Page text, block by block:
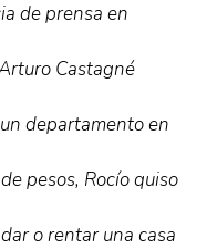
de prensa en
Castagné
departamento en
pesos, Rocío quiso
o rentar una casa